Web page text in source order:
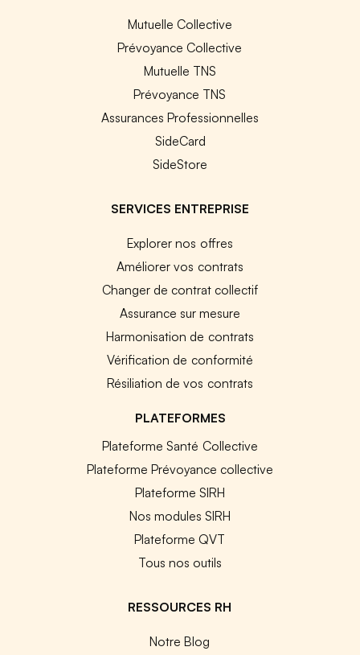
Mutuelle Collective
Prévoyance Collective
Mutuelle TNS
Prévoyance TNS
Assurances Professionnelles
SideCard
SideStore
SERVICES ENTREPRISE
Explorer nos offres
Améliorer vos contrats
Changer de contrat collectif
Assurance sur mesure
Harmonisation de contrats
Vérification de conformité
Résiliation de vos contrats
PLATEFORMES
Plateforme Santé Collective
Plateforme Prévoyance collective
Plateforme SIRH
Nos modules SIRH
Plateforme QVT
Tous nos outils
RESSOURCES RH
Notre Blog